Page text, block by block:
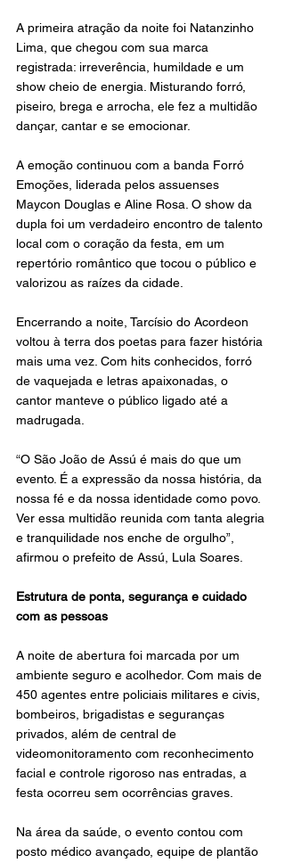
A primeira atração da noite foi Natanzinho
Lima, que chegou com sua marca
registrada: irreverência, humildade e um
show cheio de energia. Misturando forró,
piseiro, brega e arrocha, ele fez a multidão
dançar, cantar e se emocionar.
A emoção continuou com a banda Forró
Emoções, liderada pelos assuenses
Maycon Douglas e Aline Rosa. O show da
dupla foi um verdadeiro encontro de talento
local com o coração da festa, em um
repertório romântico que tocou o público e
valorizou as raízes da cidade.
Encerrando a noite, Tarcísio do Acordeon
voltou à terra dos poetas para fazer história
mais uma vez. Com hits conhecidos, forró
de vaquejada e letras apaixonadas, o
cantor manteve o público ligado até a
madrugada.
“O São João de Assú é mais do que um
evento. É a expressão da nossa história, da
nossa fé e da nossa identidade como povo.
Ver essa multidão reunida com tanta alegria
e tranquilidade nos enche de orgulho”,
afirmou o prefeito de Assú, Lula Soares.
Estrutura de ponta, segurança e cuidado
com as pessoas
A noite de abertura foi marcada por um
ambiente seguro e acolhedor. Com mais de
450 agentes entre policiais militares e civis,
bombeiros, brigadistas e seguranças
privados, além de central de
videomonitoramento com reconhecimento
facial e controle rigoroso nas entradas, a
festa ocorreu sem ocorrências graves.
Na área da saúde, o evento contou com
posto médico avançado, equipe de plantão